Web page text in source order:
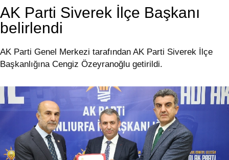
AK Parti Siverek İlçe Başkanı
belirlendi
AK Parti Genel Merkezi tarafından AK Parti Siverek İlçe
Başkanlığına Cengiz Özeyranoğlu getirildi.